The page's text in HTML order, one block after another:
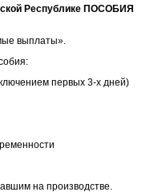
Республике ПОСОБИЯ
выплаты».
первых 3-х дней)
на производстве.